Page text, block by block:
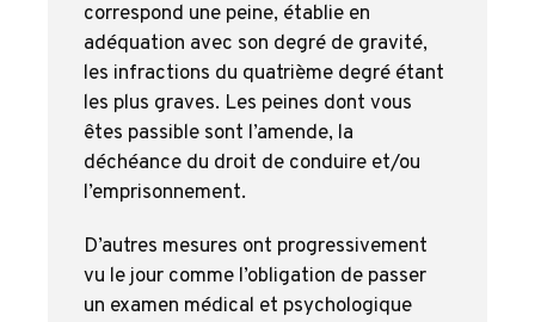
correspond une peine, établie en
adéquation avec son degré de gravité,
les infractions du quatrième degré étant
les plus graves. Les peines dont vous
êtes passible sont l’amende, la
déchéance du droit de conduire et/ou
l’emprisonnement.
D’autres mesures ont progressivement
vu le jour comme l’obligation de passer
un examen médical et psychologique